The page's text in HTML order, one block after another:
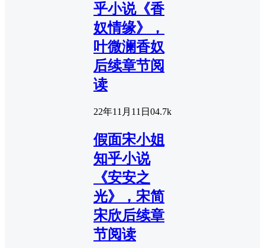
乎小说《香
奴情缘》，
叶微澜香奴
后续章节阅
读
22年11月11日 04.7k
假面宋小姐
知乎小说
《安安之
光》，宋简
宋欣后续章
节阅读